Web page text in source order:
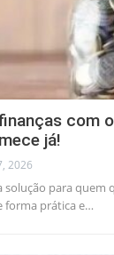
com
já!
2026
solução para quem
forma prática e…